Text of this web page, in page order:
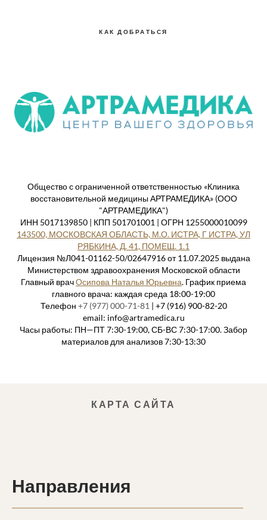
КАК ДОБРАТЬСЯ
Общество с ограниченной ответственностью «Клиника
восстановительной медицины АРТРАМЕДИКА» (ООО
"АРТРАМЕДИКА")
ИНН 5017139850 | КПП 501701001 | ОГРН 1255000010099
143500, МОСКОВСКАЯ ОБЛАСТЬ, М.О. ИСТРА, Г ИСТРА, УЛ
РЯБКИНА, Д. 41, ПОМЕЩ. 1.1
Лицензия №Л041-01162-50/02647916 от 11.07.2025 выдана
Министерством здравоохранения Московской области
Главный врачОсипова Наталья Юрьевна. График приема
главного врача: каждая среда 18:00-19:00
Телефон +7 (977) 000-71-81 | +7 (916) 900-82-20
email: info@artramedica.ru
Часы работы: ПН—ПТ 7:30-19:00, СБ-ВС 7:30-17:00. Забор
материалов для анализов 7:30-13:30
КАРТА САЙТА
Направления